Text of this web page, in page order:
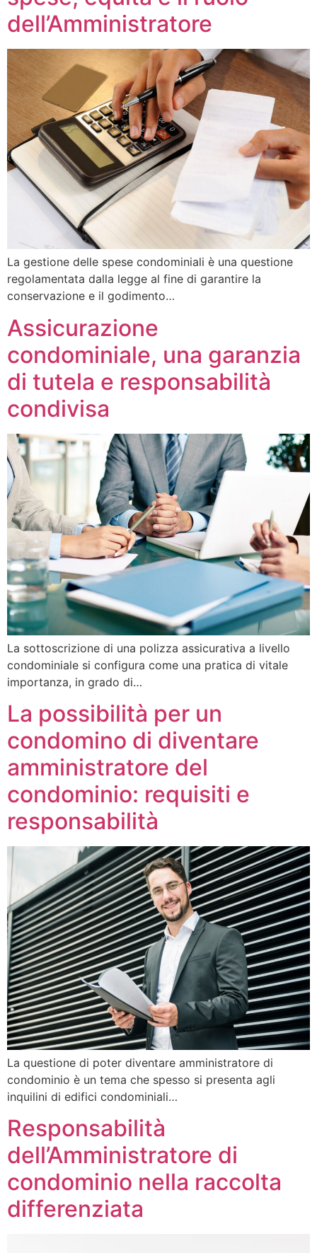
dell’Amministratore
La gestione delle spese condominiali è una questione
regolamentata dalla legge al fine di garantire la
conservazione e il godimento…
Assicurazione
condominiale, una garanzia
di tutela e responsabilità
condivisa
La sottoscrizione di una polizza assicurativa a livello
condominiale si configura come una pratica di vitale
importanza, in grado di…
La possibilità per un
condomino di diventare
amministratore del
condominio: requisiti e
responsabilità
La questione di poter diventare amministratore di
condominio è un tema che spesso si presenta agli
inquilini di edifici condominiali…
Responsabilità
dell’Amministratore di
condominio nella raccolta
differenziata